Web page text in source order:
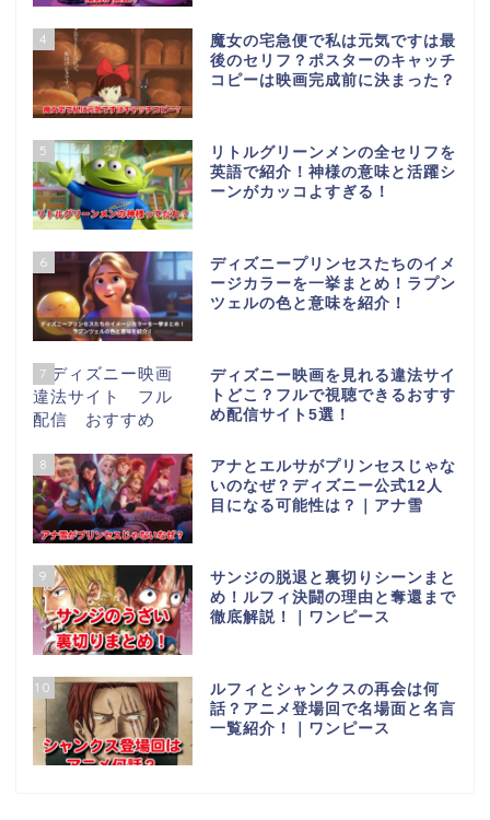
4
魔女の宅急便で私は元気ですは最
後のセリフ？ポスターのキャッチ
コピーは映画完成前に決まった？
5
リトルグリーンメンの全セリフを
英語で紹介！神様の意味と活躍シ
ーンがカッコよすぎる！
6
ディズニープリンセスたちのイメ
ージカラーを一挙まとめ！ラプン
ツェルの色と意味を紹介！
7
ディズニー映画を見れる違法サイ
トどこ？フルで視聴できるおすす
め配信サイト5選！
8
アナとエルサがプリンセスじゃな
いのなぜ？ディズニー公式12人
目になる可能性は？｜アナ雪
9
サンジの脱退と裏切りシーンまと
め！ルフィ決闘の理由と奪還まで
徹底解説！｜ワンピース
10
ルフィとシャンクスの再会は何
話？アニメ登場回で名場面と名言
一覧紹介！｜ワンピース